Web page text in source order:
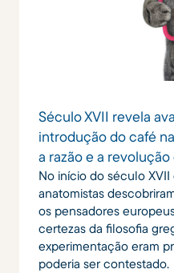
Século XVII revela
introdução do café
a razão e a
No início do século
anatomistas
os pensadores
certezas da filosofia
experimentação eram
poderia ser contestado.